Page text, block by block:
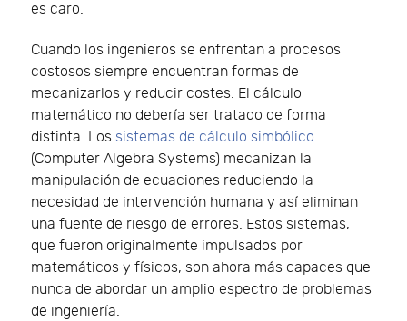
es caro.
Cuando los ingenieros se enfrentan a procesos
costosos siempre encuentran formas de
mecanizarlos y reducir costes. El cálculo
matemático no debería ser tratado de forma
distinta. Los sistemas de cálculo simbólico
(Computer Algebra Systems) mecanizan la
manipulación de ecuaciones reduciendo la
necesidad de intervención humana y así eliminan
una fuente de riesgo de errores. Estos sistemas,
que fueron originalmente impulsados por
matemáticos y físicos, son ahora más capaces que
nunca de abordar un amplio espectro de problemas
de ingeniería.